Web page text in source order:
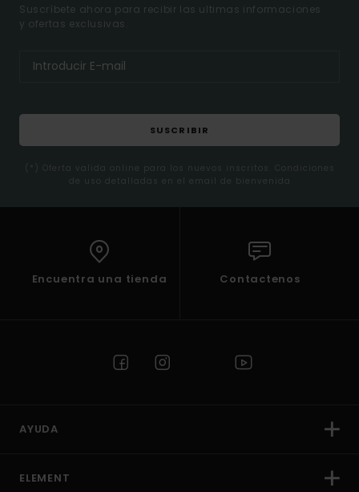
Suscríbete ahora para recibir las ultimas informaciones
y ofertas exclusivas.
SUSCRIBIR
(*) Oferta valida online para los nuevos inscritos. Condiciones
de uso detalladas en el email de bienvenida
Encuentra una tienda Contactenos
AYUDA
ELEMENT